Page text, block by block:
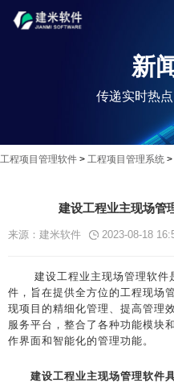
新
传递实时热
工程项目管理软件 > 工程项目管理系统 >
建设工程业主现场管
来源：建米软件 2023-08-18
建设工程业主现场管理软件
件，旨在提供全方位的工程现场
现项目的精细化管理、提高管理效
服务平台，整合了各种功能模块
作界面和智能化的管理功能。
建设工程业主现场管理软件具